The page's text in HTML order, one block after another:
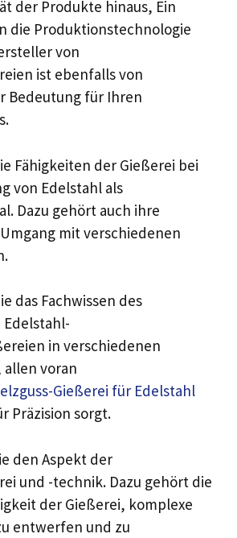
der Produkte hinaus, Ein
die Produktionstechnologie
von
ist ebenfalls von
Bedeutung für Ihren
Fähigkeiten der Gießerei bei
von Edelstahl als
Dazu gehört auch ihre
mit verschiedenen
das Fachwissen des
in verschiedenen
allen voran
Gießerei für Edelstahl
Präzision sorgt.
den Aspekt der
und -technik. Dazu gehört die
der Gießerei, komplexe
entwerfen und zu